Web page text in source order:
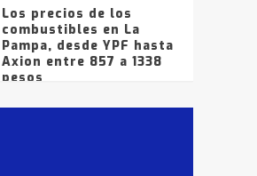
Los precios de los
combustibles en La
Pampa, desde YPF hasta
Axion entre 857 a 1338
pesos
La Bolsa de Cereales de